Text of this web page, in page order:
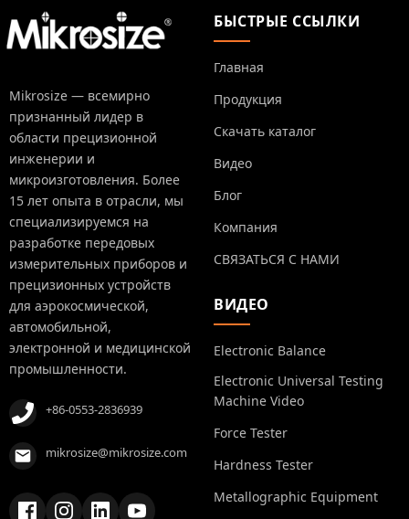
Mikrosize — всемирно
признанный лидер в
области прецизионной
инженерии и
микроизготовления. Более
15 лет опыта в отрасли, мы
специализируемся на
разработке передовых
измерительных приборов и
прецизионных устройств
для аэрокосмической,
автомобильной,
электронной и медицинской
промышленности.
+86-0553-2836939
mikrosize@mikrosize.com
БЫСТРЫЕ ССЫЛКИ
Главная
Продукция
Скачать каталог
Видео
Блог
Компания
СВЯЗАТЬСЯ С НАМИ
ВИДЕО
Electronic Balance
Electronic Universal Testing
Machine Video
Force Tester
Hardness Tester
Metallographic Equipment